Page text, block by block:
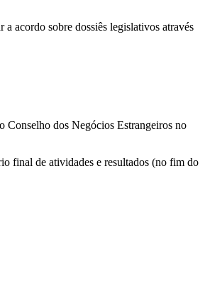
acordo sobre dossiês legislativos através
Conselho dos Negócios Estrangeiros no
final de atividades e resultados (no fim do